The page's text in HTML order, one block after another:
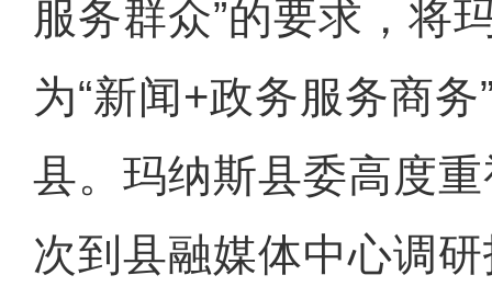
服务群众”的要求，将
为“新闻+政务服务商
县。玛纳斯县委高度
次到县融媒体中心调